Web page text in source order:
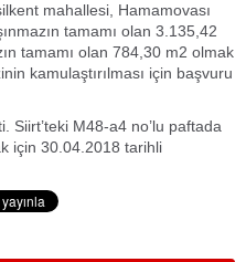
mahallesi, Hamamovası
tamamı olan 3.135,42
tamamı olan 784,30 m2 olmak
kamulaştırılması için başvuru
Siirt’teki M48-a4 no’lu paftada
için 30.04.2018 tarihli